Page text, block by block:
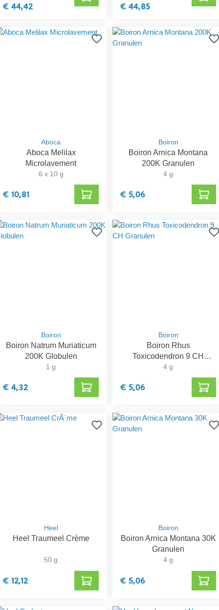
€ 44,42 € 44,85
Aboca
Aboca Melilax
Microlavement
6 x 10 g
€ 10,81
Boiron
Boiron Arnica Montana
200K Granulen
4 g
€ 5,06
Boiron
Boiron Natrum Muriaticum
200K Globulen
1 g
€ 4,32
Boiron
Boiron Rhus
Toxicodendron 9 CH
Granulen
4 g
€ 5,06
Heel
Heel Traumeel Crème
50 g
€ 12,12
Boiron
Boiron Arnica Montana 30K
Granulen
4 g
€ 5,06